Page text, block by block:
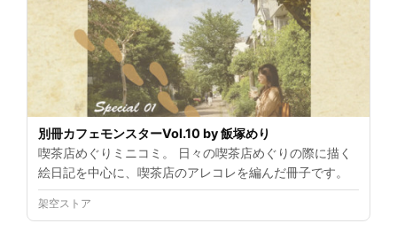
別冊カフェモンスターVol.10 by 飯塚めり
喫茶店めぐりミニコミ。 日々の喫茶店めぐりの際に描く
絵日記を中心に、喫茶店のアレコレを編んだ冊子です。
架空ストア